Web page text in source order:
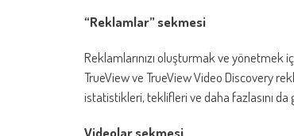
“Reklamlar” sekmesi
Reklamlarınızı oluşturmak ve yönetmek
TrueView ve TrueView Video Discovery
istatistikleri, teklifleri ve daha fazlasını da
Videolar sekmesi